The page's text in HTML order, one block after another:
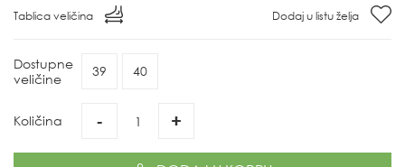
Tablica veličina Dodaj u listu želja
Dostupne
veličine
39 40
Količina - +